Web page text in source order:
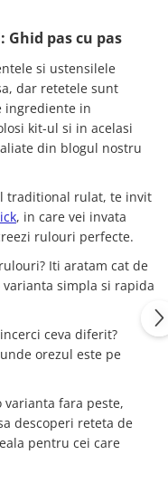
Ghid pas cu pas
si ustensilele
dar retetele sunt
ingrediente in
kit-ul si in acelasi
din blogul nostru
traditional rulat, te invit
, in care vei invata
rulouri perfecte.
Iti aratam cat de
varianta simpla si rapida
ceva diferit?
orezul este pe
varianta fara peste,
descoperi reteta de
pentru cei care